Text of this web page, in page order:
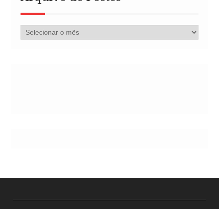
Arquivo
de